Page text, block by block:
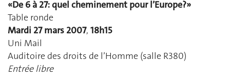
«De 6 à 27: quel cheminement pour l’Europe?»
Table ronde
Mardi 27 mars 2007, 18h15
Uni Mail
Auditoire des droits de l’Homme (salle R380)
Entrée libre